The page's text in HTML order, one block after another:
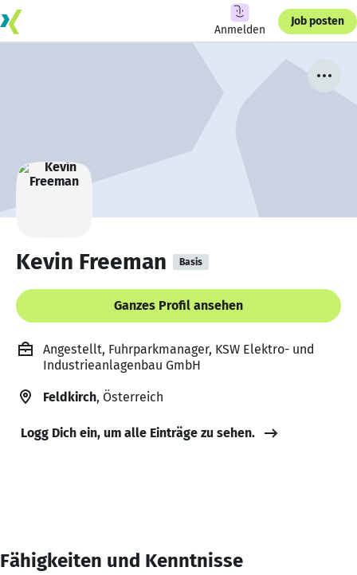
Anmelden
Job posten
Kevin Freeman Basis
Ganzes Profil ansehen
Angestellt, Fuhrparkmanager, KSW Elektro- und
Industrieanlagenbau GmbH
Feldkirch, Österreich
Logg Dich ein, um alle Einträge zu sehen.
Fähigkeiten und Kenntnisse